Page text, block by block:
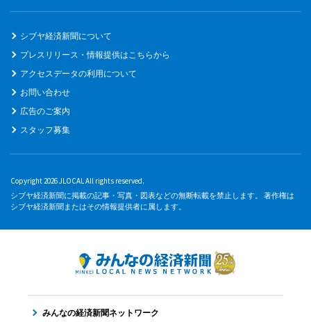
シブヤ経済新聞について
プレスリリース・情報提供はこちらから
アクセスデータの利用について
お問い合わせ
広告のご案内
スタッフ募集
Copyright 2026 JLOCAL All rights reserved.
シブヤ経済新聞に掲載の記事・写真・図表などの無断転載を禁止します。 著作権は
シブヤ経済新聞またはその情報提供者に属します。
みんなの経済新聞ネットワーク